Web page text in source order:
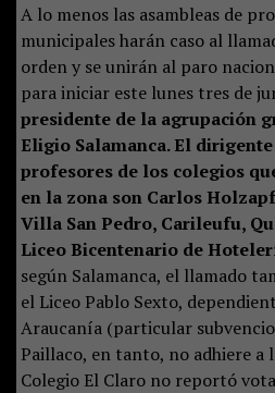
A lo menos las asambleas de
municipales harán caso al
orden y se unirán al paro
para iniciar este lunes tres de
presidente de la agrupación
Eligio Salamanca. El
profesores de los colegios
en la zona son Carlos
Villa San Pedro, Carileufu,
Liceo Bicentenario de
según Salamanca, el llamado
el Liceo Pablo Sexto,
Araucanía (particular
Paillaco, en tanto, no adhiere a
Colegio El Claro no reportó